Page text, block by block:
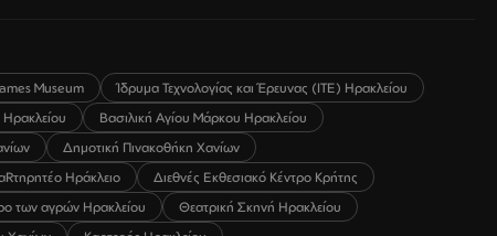
Museum
Ίδρυμα Τεχνολογίας και Έρευνας (ΙΤΕ) Ηρακλείου
Βασιλική Αγίου Μάρκου Ηρακλείου
Δημοτική Πινακοθήκη Χανίων
Ηράκλειο
Διεθνές Εκθεσιακό Κέντρο Κρήτης
των αγρών Ηρακλείου
Θεατρική Σκηνή Ηρακλείου